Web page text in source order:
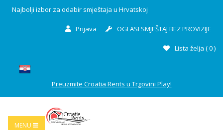
Najbolji izbor za odabir smještaja u Hrvatskoj
Prijava OGLASI SMJEŠTAJ BEZ PROVIZIJE
Lista želja (0)
Preuzmite Croatia Rents u Trgovini Play!
MENU